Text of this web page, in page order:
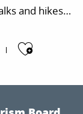
and hikes…